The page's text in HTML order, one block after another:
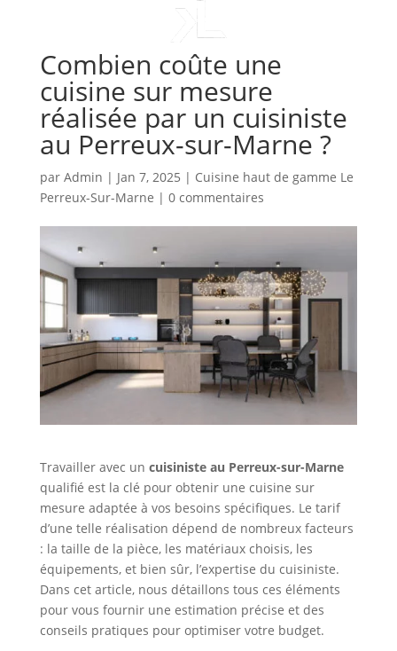
Combien coûte une
cuisine sur mesure
réalisée par un cuisiniste
au Perreux-sur-Marne ?
par Admin | Jan 7, 2025 | Cuisine haut de gamme Le
Perreux-Sur-Marne | 0 commentaires
Travailler avec un cuisiniste au Perreux-sur-Marne
qualifié est la clé pour obtenir une cuisine sur
mesure adaptée à vos besoins spécifiques. Le tarif
d’une telle réalisation dépend de nombreux facteurs
: la taille de la pièce, les matériaux choisis, les
équipements, et bien sûr, l’expertise du cuisiniste.
Dans cet article, nous détaillons tous ces éléments
pour vous fournir une estimation précise et des
conseils pratiques pour optimiser votre budget.